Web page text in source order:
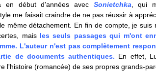
en début d'années avec Sonietchka , qui
me faisait craindre de ne pas réussir à
même détachement. En fin de compte, je suis
maisles seuls passages qui m'ont
L'auteur n'est pas complètement
de documents authentiques. En effet,
l'histoire (romancée) de ses propres grands-